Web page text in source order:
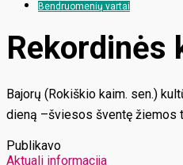
Bendruomenių vartai
Rekordinės
Bajorų (Rokiškio kaim. sen.)
dieną –šviesos šventę žiemos
Publikavo
Aktuali informacija